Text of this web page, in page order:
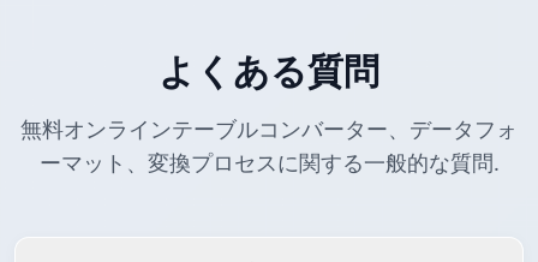
よくある質問
無料オンラインテーブルコンバーター、データフォ
ーマット、変換プロセスに関する一般的な質問.